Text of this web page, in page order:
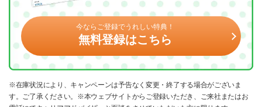
今ならご登録でうれしい特典！
無料登録はこちら
※在庫状況により、キャンペーンは予告なく変更・終了する場合がございま
す。ご了承ください。※本ウェブサイトからご登録いただき、ご来社またはお